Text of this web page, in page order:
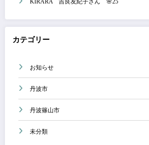
KIRARA 吉良友紀子さん 🌸25
カテゴリー
お知らせ
丹波市
丹波篠山市
未分類